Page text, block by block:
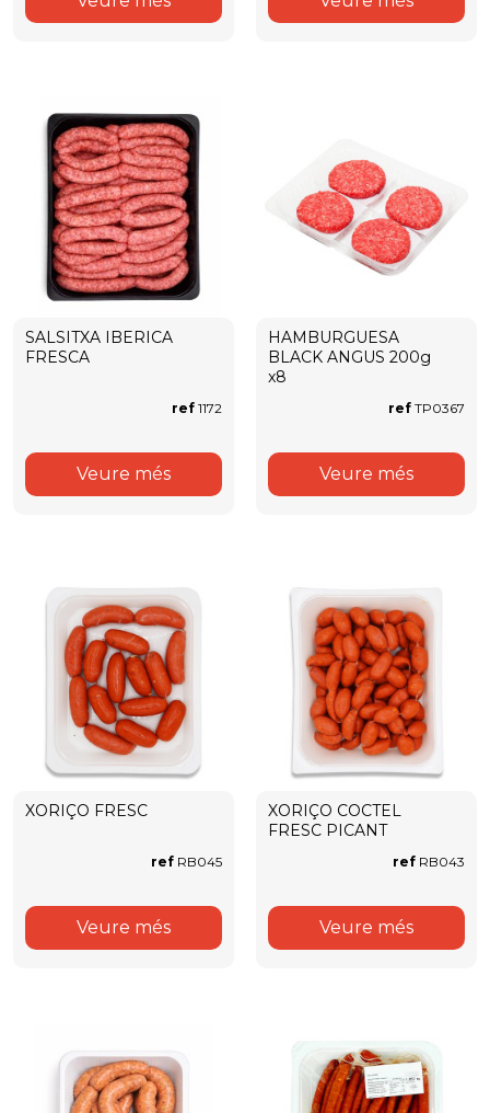
SALSITXA IBERICA
FRESCA
ref 1172
Veure més
HAMBURGUESA
BLACK ANGUS 200g
x8
ref TP0367
Veure més
XORIÇO FRESC
ref RB045
Veure més
XORIÇO COCTEL
FRESC PICANT
ref RB043
Veure més